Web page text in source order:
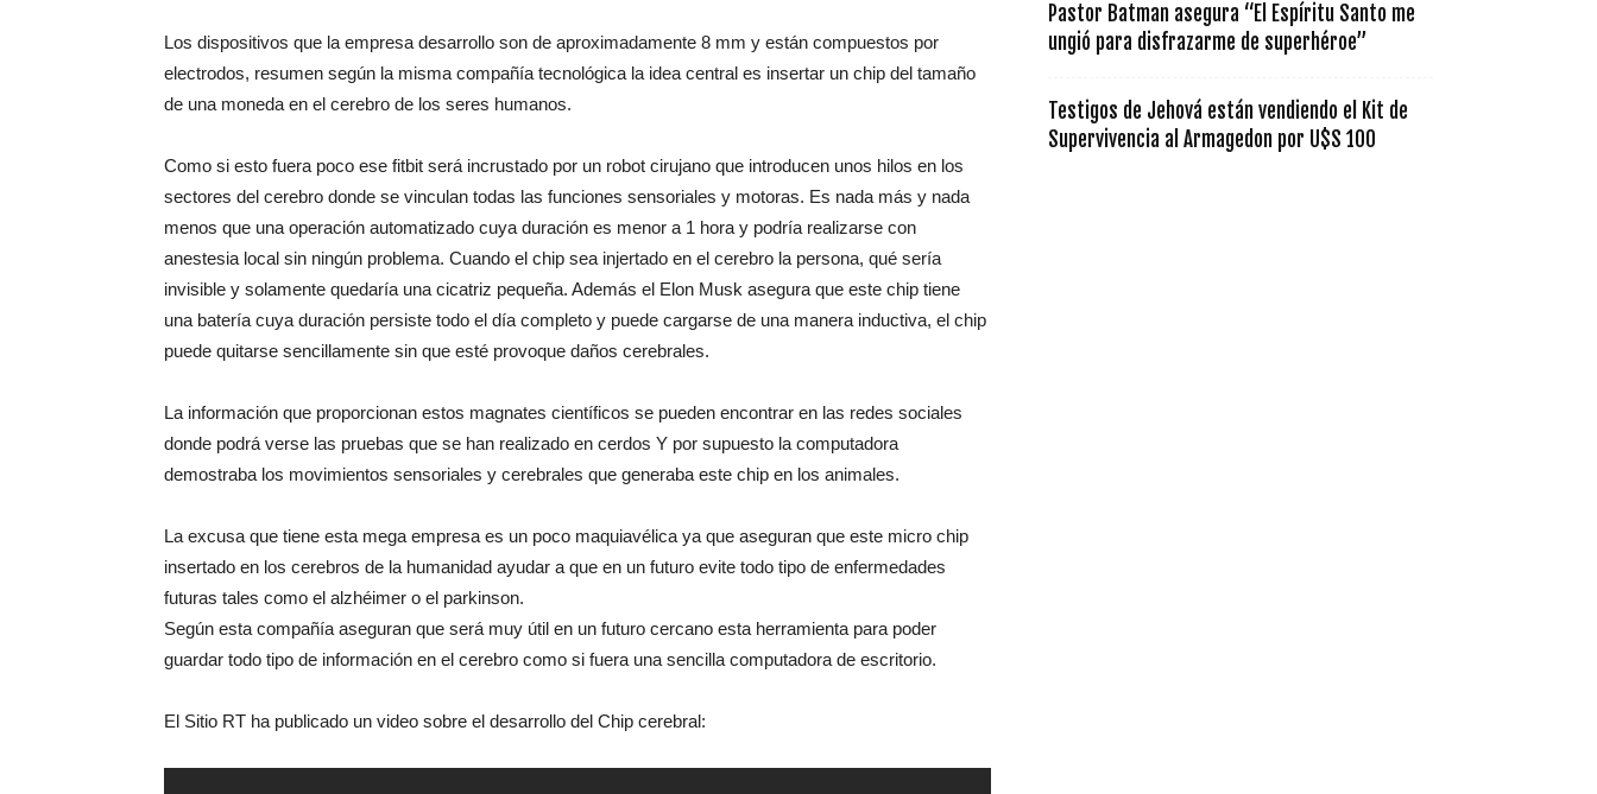
Los dispositivos que la empresa desarrollo son de aproximadamente 8 mm y están compuestos por
electrodos, resumen según la misma compañía tecnológica la idea central es insertar un chip del tamaño
de una moneda en el cerebro de los seres humanos.
Como si esto fuera poco ese fitbit será incrustado por un robot cirujano que introducen unos hilos en los
sectores del cerebro donde se vinculan todas las funciones sensoriales y motoras. Es nada más y nada
menos que una operación automatizado cuya duración es menor a 1 hora y podría realizarse con
anestesia local sin ningún problema. Cuando el chip sea injertado en el cerebro la persona, qué sería
invisible y solamente quedaría una cicatriz pequeña. Además el Elon Musk asegura que este chip tiene
una batería cuya duración persiste todo el día completo y puede cargarse de una manera inductiva, el chip
puede quitarse sencillamente sin que esté provoque daños cerebrales.
La información que proporcionan estos magnates científicos se pueden encontrar en las redes sociales
donde podrá verse las pruebas que se han realizado en cerdos Y por supuesto la computadora
demostraba los movimientos sensoriales y cerebrales que generaba este chip en los animales.
La excusa que tiene esta mega empresa es un poco maquiavélica ya que aseguran que este micro chip
insertado en los cerebros de la humanidad ayudar a que en un futuro evite todo tipo de enfermedades
futuras tales como el alzhéimer o el parkinson.
Según esta compañía aseguran que será muy útil en un futuro cercano esta herramienta para poder
guardar todo tipo de información en el cerebro como si fuera una sencilla computadora de escritorio.
El Sitio RT ha publicado un video sobre el desarrollo del Chip cerebral:
Pastor Batman asegura “El Espíritu Santo me
ungió para disfrazarme de superhéroe”
Testigos de Jehová están vendiendo el Kit de
Supervivencia al Armagedon por U$S 100